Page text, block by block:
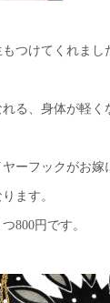
つけてくれまし
る、身体が軽く
ヤーフックがお
ます。
800円です。